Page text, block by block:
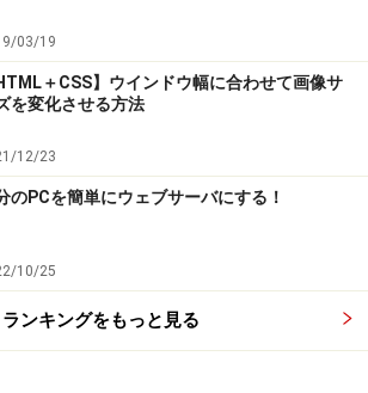
03/19
HTML＋CSS】ウインドウ幅に合わせて画像サ
を変化させる方法
12/23
のPCを簡単にウェブサーバにする！
10/25
ランキングをもっと見る